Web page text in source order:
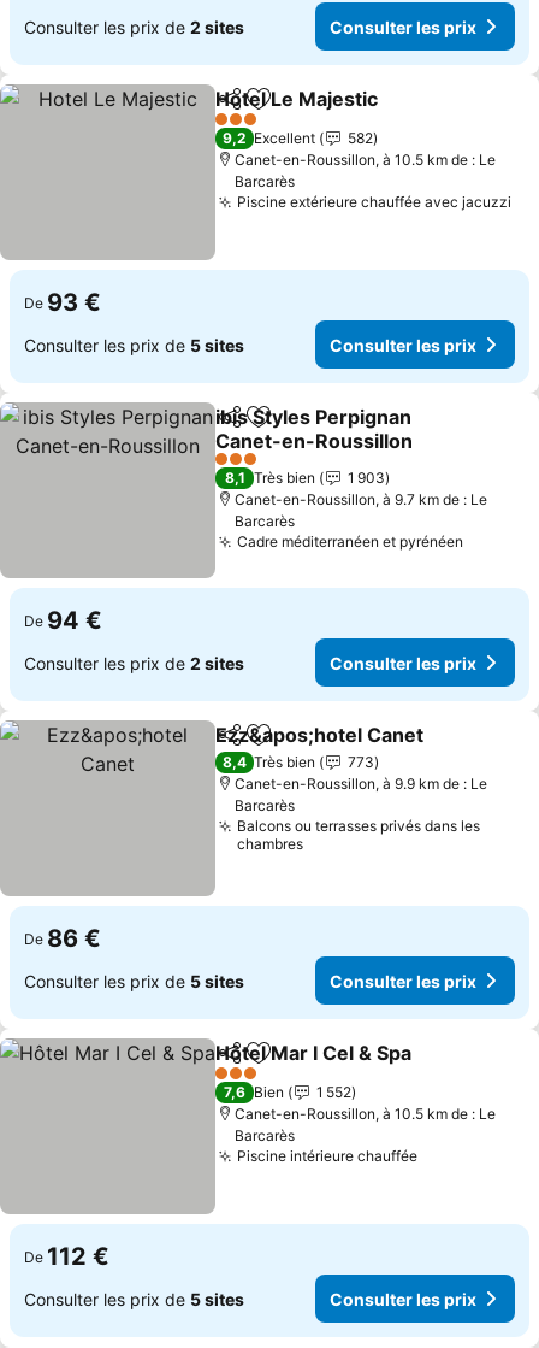
Consulter les prix de 2 sites Consulter les prix
PartagerAjouter à mes favoris
Hotel Le Majestic
3 Étoiles
9,2 Excellent
582
Canet-en-Roussillon, à 10.5 km de : Le
Barcarès
Piscine extérieure chauffée avec jacuzzi
De 93 €
Consulter les prix de 5 sites Consulter les prix
PartagerAjouter à mes favoris
ibis Styles Perpignan
Canet-en-Roussillon
Consulter les prix
3 Étoiles
8,1 Très bien
1 903
Canet-en-Roussillon, à 9.7 km de : Le
Barcarès
Cadre méditerranéen et pyrénéen
De 94 €
Consulter les prix de 2 sites Consulter les prix
PartagerAjouter à mes favoris
Ezz&apos;hotel Canet
8,4 Très bien
773
Canet-en-Roussillon, à 9.9 km de : Le
Barcarès
Balcons ou terrasses privés dans les
chambres
De 86 €
Consulter les prix de 5 sites Consulter les prix
PartagerAjouter à mes favoris
Hôtel Mar I Cel & Spa
3 Étoiles
7,6 Bien
1 552
Canet-en-Roussillon, à 10.5 km de : Le
Barcarès
Piscine intérieure chaufféeConsulter
De 112 €
Consulter les prix de 5 sites Consulter les prix